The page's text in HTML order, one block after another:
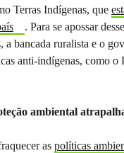
Terras Indígenas, que
. Para se apossar
a bancada ruralista e o
anti-indígenas, como o
ambiental
as políticas